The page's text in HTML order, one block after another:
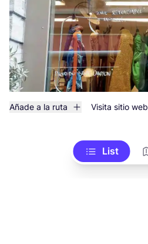
Añade a la ruta Visita sitio web
List